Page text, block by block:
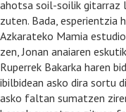
ahotsa soil-soilik gitarraz
zuten. Bada, esperientzia
Azkarateko Mamia
zen, Jonan anaiaren
Ruperrek Bakarka haren
ibilbidean asko dira sortu
asko faltan sumatzen